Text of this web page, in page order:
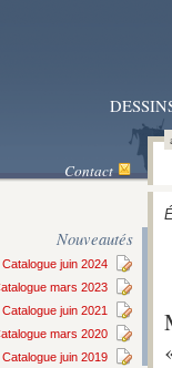
Contact
Nouveautés
Catalogue juin 2024
mars 2023
Catalogue juin 2021
mars 2020
Catalogue juin 2019